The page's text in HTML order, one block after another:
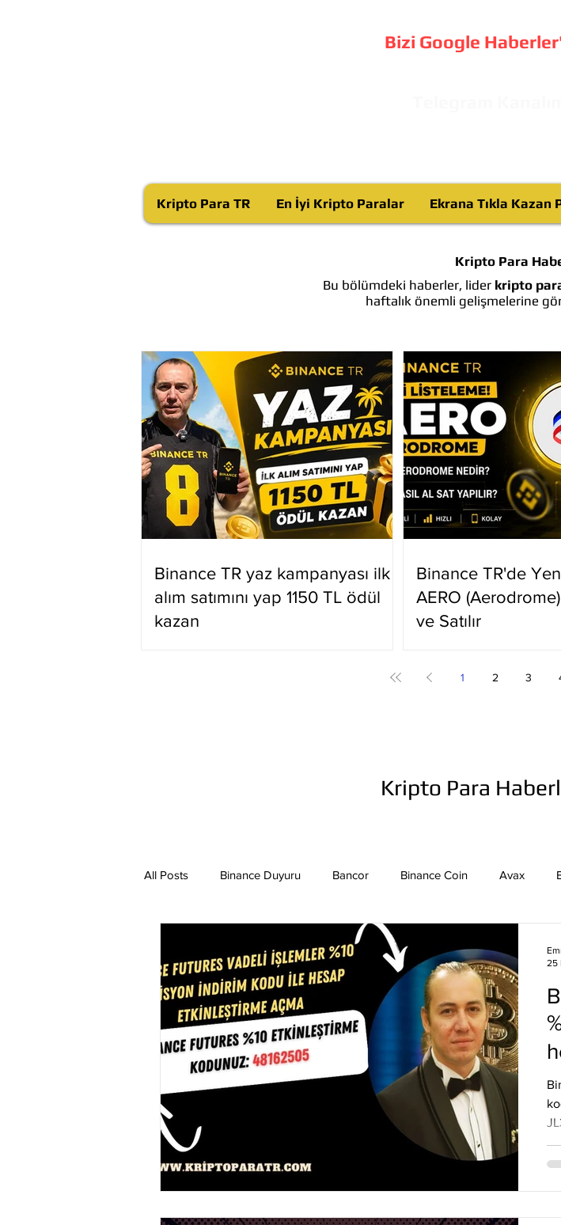
Bizi Google
Kripto Para TR En İyi Kripto Paralar Ekrana Tıkla Kazan
Kripto Para
Bu bölümdeki haberler, lider kripto
haftalık önemli gelişmelerine
Binance TR yaz kampanyası ilk
alım satımını yap 1150 TL ödül
kazan
Binance TR'de
AERO
ve Satılır
1 2 3
Kripto Para
All Posts Binance Duyuru Bancor Binance Coin Avax
Bitcoin Bitcoin Sv
Bittorent Coin Chiliz Compound Dai Dash
Ethereum Classic Elrond Eos Kripto Para Haberleri
25